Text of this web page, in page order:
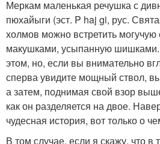
Меркам маленькая речушка с
пюхайыги (эст. P haj gi, рус.
холмов можно встретить могучую
макушками, усыпанную шишками.
этом, но, если вы внимательно
сперва увидите мощный ствол,
а затем, поднимая свой взор
как он разделяется на двое.
чудесная история, вот только о
В том случае, если я скажу, что в